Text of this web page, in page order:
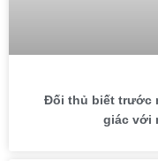
Đối thủ biết trước
giác với